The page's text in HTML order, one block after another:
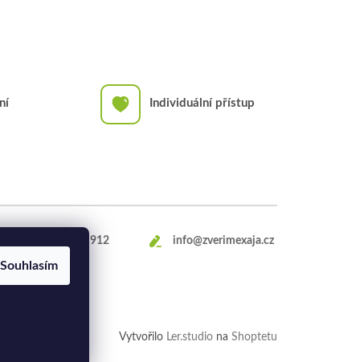
Souhlasím
Individuální přístup
469 660 912 info@zverimexaja.cz
Vytvořilo Ler.studio na Shoptetu